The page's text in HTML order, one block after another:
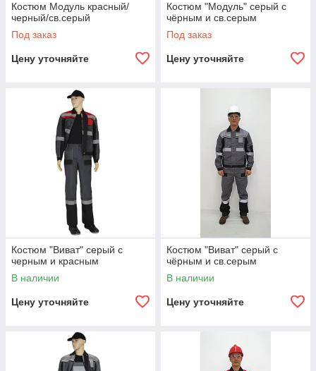
Костюм Модуль красный/
черный/св.серый
Под заказ
Цену уточняйте
Костюм "Модуль" серый с
чёрным и св.серым
Под заказ
Цену уточняйте
Костюм "Виват" серый с
черным и красным
В наличии
Цену уточняйте
Костюм "Виват" серый с
чёрным и св.серым
В наличии
Цену уточняйте